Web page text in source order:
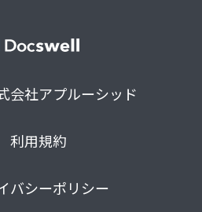
会社アプルーシッド
利用規約
バシーポリシー